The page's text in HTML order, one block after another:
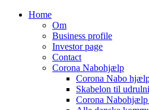
Home
Om
Business profile
Investor page
Contact
Corona Nabohjælp
Corona Nabo
Skabelon til
Corona Nabohjælp